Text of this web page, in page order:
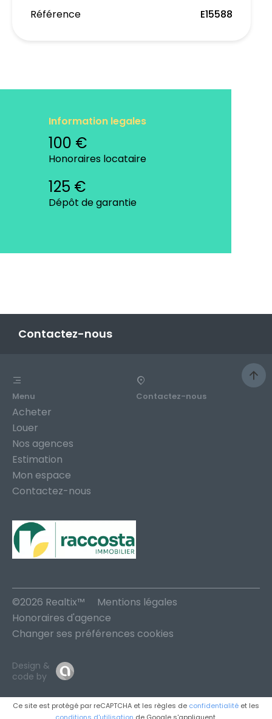
Référence E15588
Information legales
100 €
Honoraires locataire
125 €
Dépôt de garantie
Contactez-nous
Menu
Acheter
Louer
Nos agences
Estimation
Mon espace
Contactez-nous
Contactez-nous
©2026 Realtix™
Mentions légales
Honoraires d'agence
Changer ses préférences cookies
Design &
code by
Ce site est protégé par reCAPTCHA et les règles de confidentialité et les